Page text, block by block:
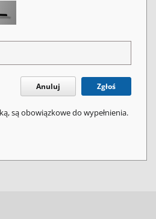
Anuluj Zgłoś
są obowiązkowe do wypełnienia.